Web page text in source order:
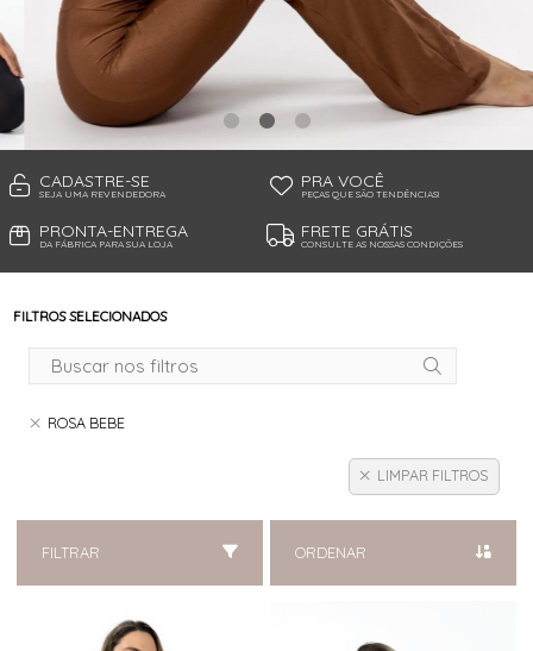
TANGA MICROFIBRA E RENDA
TANGA MODAL
TANGA VISCO
TANGAO COTTON
TANGAO MICRO E RENDA
TANGAO MICROFIBRA
TOP
CADASTRE-SE
SEJA UMA REVENDEDORA
PRA VOCÊ
PEÇAS QUE SÃO TENDÊNCIAS!
PRONTA-ENTREGA
DA FÁBRICA PARA SUA LOJA
FRETE GRÁTIS
CONSULTE AS NOSSAS CONDIÇÕES
FILTROS SELECIONADOS
ROSA BEBE
LIMPAR FILTROS
FILTRAR ORDENAR